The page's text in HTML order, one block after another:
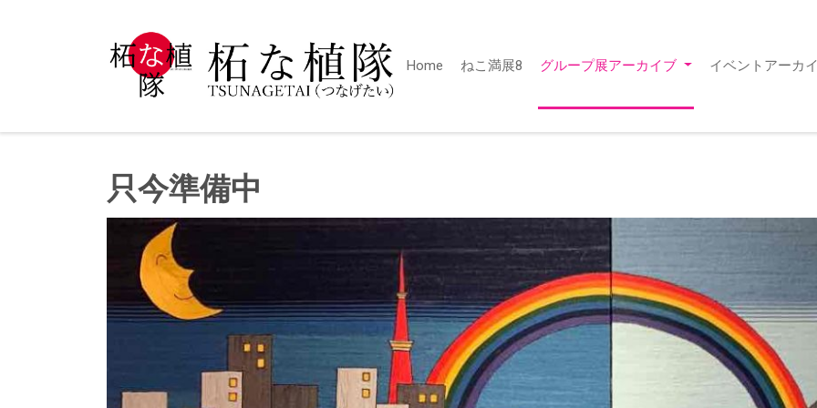
Home ねこ満展8 グループ展アーカイブ イベントアーカ
只今準備中